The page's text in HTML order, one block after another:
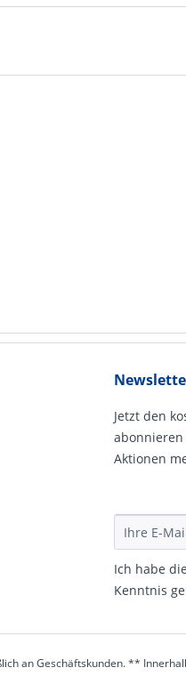
Jetzt den
Aktionen
Ich habe die
Kennt­nis
an Geschäftskunden. **